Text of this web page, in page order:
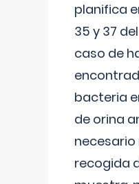
planifica
35 y 37
caso de
bacteria
de orina
necesario
recogida